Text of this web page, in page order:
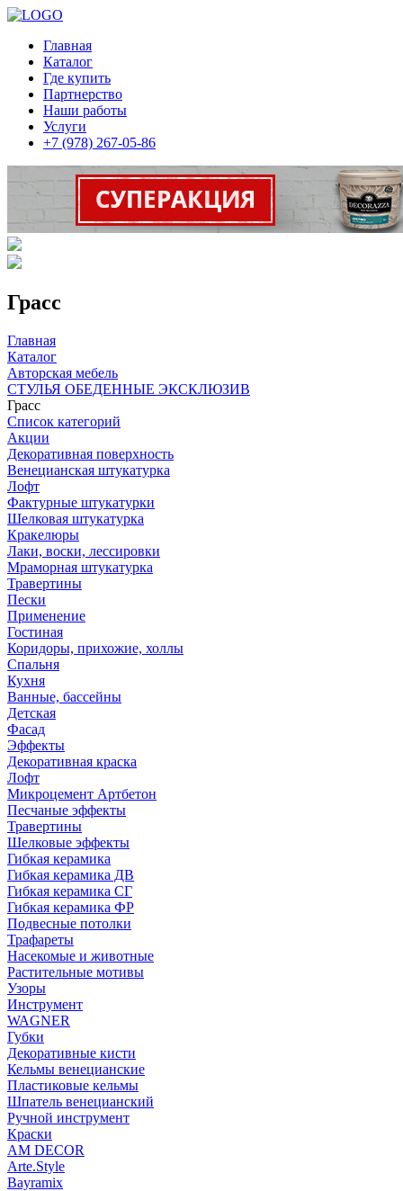
Главная
Каталог
Где купить
Партнерство
Наши работы
Услуги
+7 (978) 267-05-86
Грасс
Главная
Каталог
Авторская мебель
СТУЛЬЯ ОБЕДЕННЫЕ ЭКСКЛЮЗИВ
Грасс
Список категорий
Акции
Декоративная поверхность
Венецианская штукатурка
Лофт
Фактурные штукатурки
Шелковая штукатурка
Кракелюры
Лаки, воски, лессировки
Мраморная штукатурка
Травертины
Пески
Применение
Гостиная
Коридоры, прихожие, холлы
Спальня
Кухня
Ванные, бассейны
Детская
Фасад
Эффекты
Декоративная краска
Лофт
Микроцемент Артбетон
Песчаные эффекты
Травертины
Шелковые эффекты
Гибкая керамика
Гибкая керамика ДВ
Гибкая керамика СГ
Гибкая керамика ФР
Подвесные потолки
Трафареты
Насекомые и животные
Растительные мотивы
Узоры
Инструмент
WAGNER
Губки
Декоративные кисти
Кельмы венецианские
Пластиковые кельмы
Шпатель венецианский
Ручной инструмент
Краски
AM DECOR
Arte.Style
Bayramix